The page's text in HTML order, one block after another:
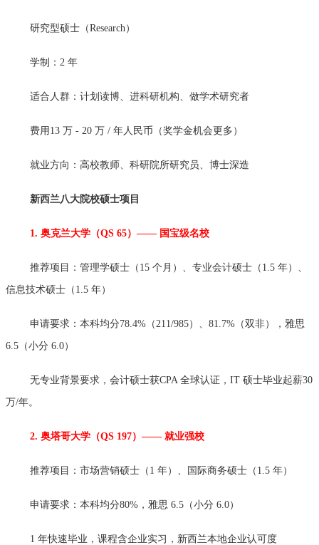
研究型硕士（Research）
学制：2 年
适合人群：计划读博、进科研机构、做学术研究者
费用13 万 - 20 万 / 年人民币（奖学金机会更多）
就业方向：高校教师、科研院所研究员、博士深造
新西兰八大院校硕士项目
1. 奥克兰大学（QS 65）—— 国宝级名校
推荐项目：管理学硕士（15 个月）、专业会计硕士（1.5 年）、
信息技术硕士（1.5 年）
申请要求：本科均分78.4%（211/985）、81.7%（双非），雅思
6.5（小分 6.0）
无专业背景要求，会计硕士获CPA 全球认证，IT 硕士毕业起薪30
万/年。
2. 奥塔哥大学（QS 197）—— 就业强校
推荐项目：市场营销硕士（1 年）、国际商务硕士（1.5 年）
申请要求：本科均分80%，雅思 6.5（小分 6.0）
1 年快速毕业，课程含企业实习，新西兰本地企业认可度